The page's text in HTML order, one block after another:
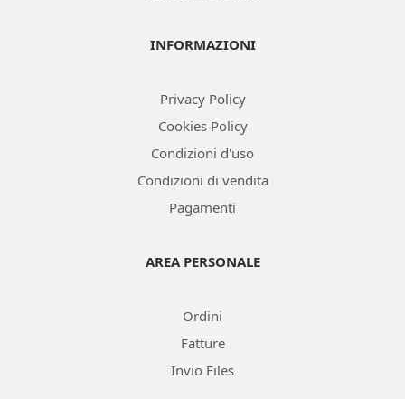
INFORMAZIONI
Privacy Policy
Cookies Policy
Condizioni d'uso
Condizioni di vendita
Pagamenti
AREA PERSONALE
Ordini
Fatture
Invio Files